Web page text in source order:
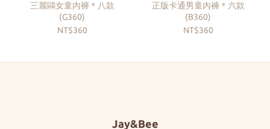
三麗鷗女童內褲＊八款
(G360)
NT$360
正版卡通男童內褲＊六款
(B360)
NT$360
Jay&Bee